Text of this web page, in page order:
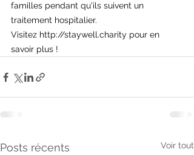
familles pendant qu'ils suivent un
traitement hospitalier.
Visitez http://staywell.charity pour en
savoir plus !
Posts récents Voir tout